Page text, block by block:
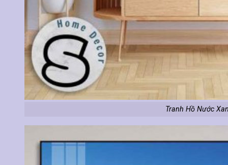
Tranh Hồ Nước